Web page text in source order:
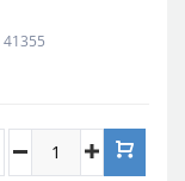
41355